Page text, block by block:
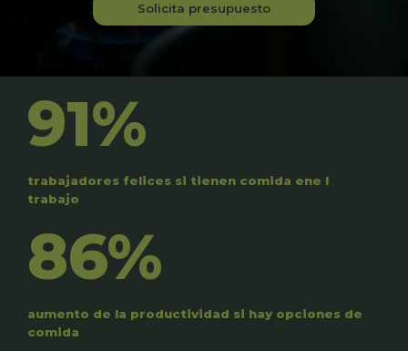
Solicita presupuesto
91%
trabajadores felices si tienen comida ene l
trabajo
86%
aumento de la productividad si hay opciones de
comida